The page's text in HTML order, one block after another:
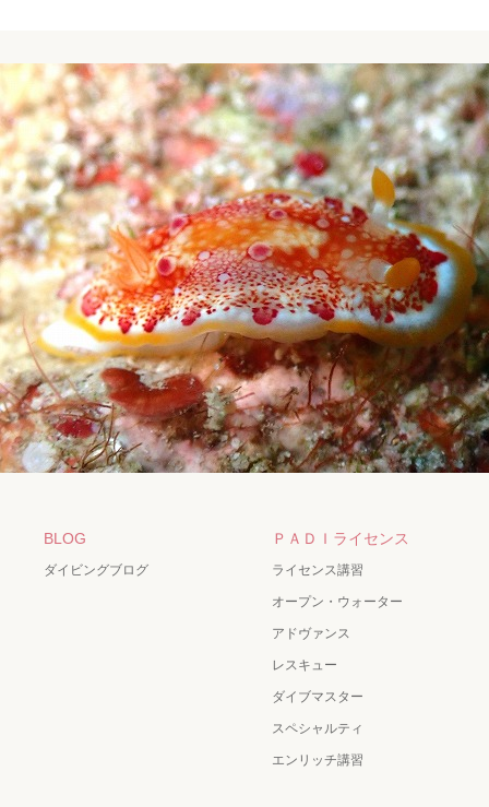
BLOG
ダイビングブログ
ＰＡＤＩライセンス
ライセンス講習
オープン・ウォーター
アドヴァンス
レスキュー
ダイブマスター
スペシャルティ
エンリッチ講習